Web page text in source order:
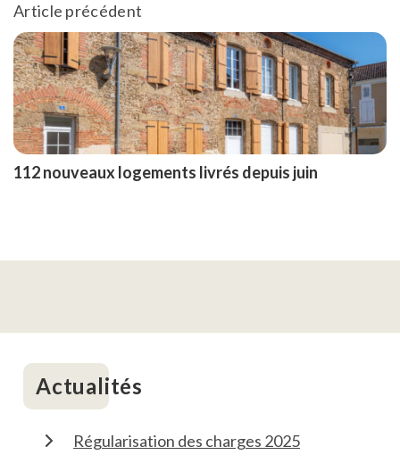
Article précédent
112 nouveaux logements livrés depuis juin
Actualités
Régularisation des charges 2025